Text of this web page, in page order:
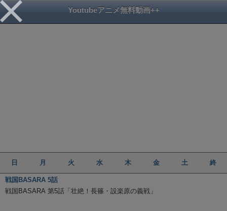
Youtubeアニメ無料動画++
日 月 火 水 木 金 土 終
戦国BASARA 5話
戦国BASARA 第5話「壮絶！長篠・設楽原の義戦」